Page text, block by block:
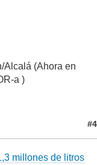
Alcalá (Ahora en
a )
#4
millones de litros